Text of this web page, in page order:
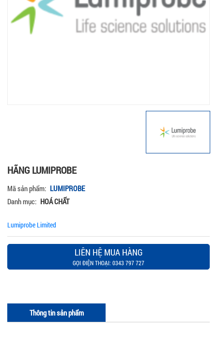
HÃNG LUMIPROBE
Mã sản phẩm: LUMIPROBE
Danh mục: HOÁ CHẤT
Lumiprobe Limited
LIÊN HỆ MUA HÀNG
GỌI ĐIỆN THOẠI: 0343 797 727
Thông tin sản phẩm